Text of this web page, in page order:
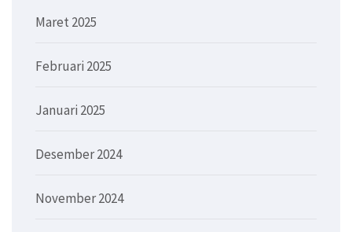
Maret 2025
Februari 2025
Januari 2025
Desember 2024
November 2024